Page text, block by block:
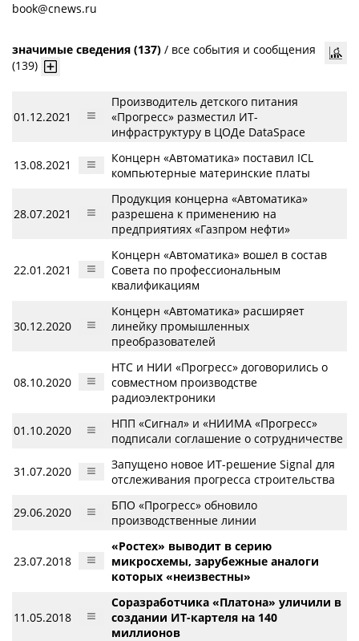
book@cnews.ru
значимые сведения (137) / все события и сообщения
(139)
01.12.2021
Производитель детского питания
«Прогресс» разместил ИТ-
инфраструктуру в ЦОДе DataSpace
13.08.2021
Концерн «Автоматика» поставил ICL
компьютерные материнские платы
28.07.2021
Продукция концерна «Автоматика»
разрешена к применению на
предприятиях «Газпром нефти»
22.01.2021
Концерн «Автоматика» вошел в состав
Совета по профессиональным
квалификациям
30.12.2020
Концерн «Автоматика» расширяет
линейку промышленных
преобразователей
08.10.2020
НТС и НИИ «Прогресс» договорились о
совместном производстве
радиоэлектроники
01.10.2020
НПП «Сигнал» и «НИИМА «Прогресс»
подписали соглашение о сотрудничестве
31.07.2020
Запущено новое ИТ-решение Signal для
отслеживания прогресса строительства
29.06.2020
БПО «Прогресс» обновило
производственные линии
23.07.2018
«Ростех» выводит в серию
микросхемы, зарубежные аналоги
которых «неизвестны»
11.05.2018
Соразработчика «Платона» уличили в
создании ИТ-картеля на 140
миллионов